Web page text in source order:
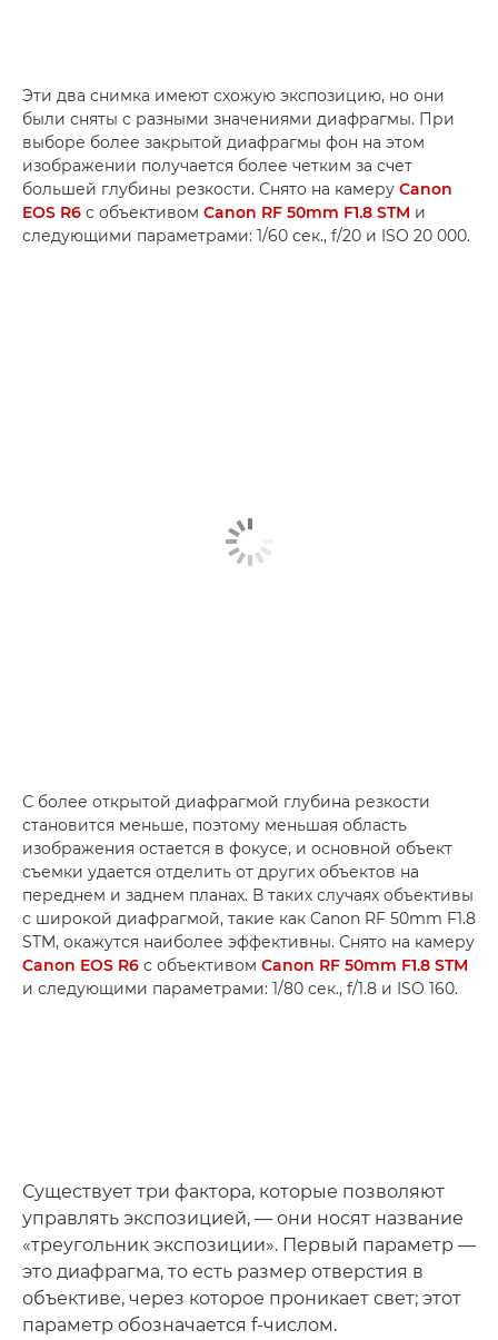
Эти два снимка имеют схожую экспозицию, но они
были сняты с разными значениями диафрагмы. При
выборе более закрытой диафрагмы фон на этом
изображении получается более четким за счет
большей глубины резкости. Снято на камеру Canon
EOS R6 с объективом Canon RF 50mm F1.8 STM и
следующими параметрами: 1/60 сек., f/20 и ISO 20 000.
С более открытой диафрагмой глубина резкости
становится меньше, поэтому меньшая область
изображения остается в фокусе, и основной объект
съемки удается отделить от других объектов на
переднем и заднем планах. В таких случаях объективы
с широкой диафрагмой, такие как Canon RF 50mm F1.8
STM, окажутся наиболее эффективны. Снято на камеру
Canon EOS R6 с объективом Canon RF 50mm F1.8 STM
и следующими параметрами: 1/80 сек., f/1.8 и ISO 160.
Существует три фактора, которые позволяют
управлять экспозицией, — они носят название
«треугольник экспозиции». Первый параметр —
это диафрагма, то есть размер отверстия в
объективе, через которое проникает свет; этот
параметр обозначается f-числом.